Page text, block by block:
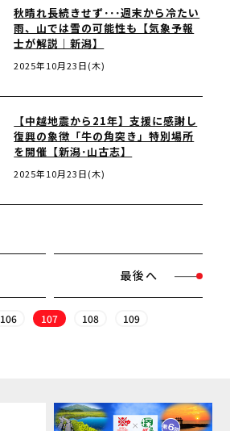
秋晴れ長続きせず･･･週末から冷たい
雨、山では雪の可能性も【気象予報
士が解説｜新潟】
2025年10月23日(木)
【中越地震から21年】支援に感謝し
復興の象徴「牛の角突き」特別場所
を開催【新潟･山古志】
2025年10月23日(木)
106 107 108 109
最後へ